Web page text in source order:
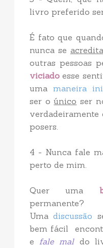
livro preferido
É fato que
nunca se acredita
outras pessoas
viciadoesse
uma maneira
ser oúnico ser
verdadeiramente
posers.
4 - Nunca fale
perto de mim.
Quer uma
permanente?
Umadiscussão
bem fácil
e
fale maldo